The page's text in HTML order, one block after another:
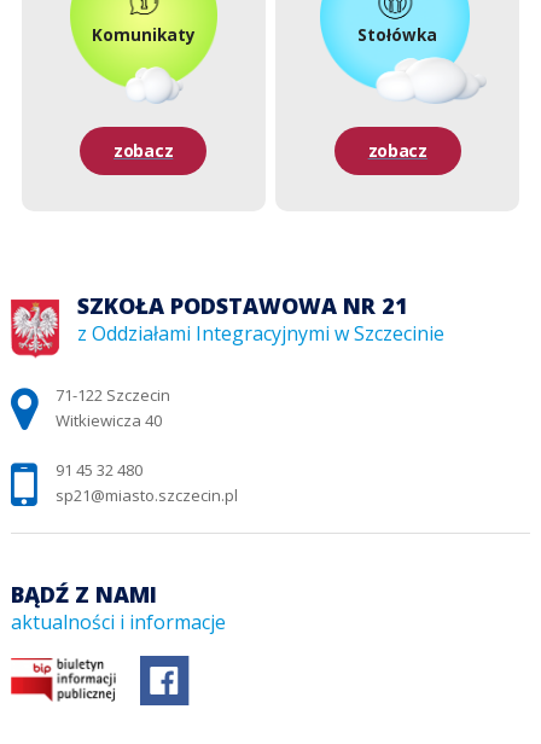
Komunikaty
zobacz
Stołówka
zobacz
SZKOŁA PODSTAWOWA NR 21
z Oddziałami Integracyjnymi w Szczecinie
Adres pocztowy:
71-122 Szczecin
Witkiewicza 40
91 45 32 480
sp21@miasto.szczecin.pl
BĄDŹ Z NAMI
aktualności i informacje